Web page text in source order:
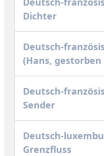
Dichter
Deutsch-
(Hans, gestorben
Deutsch-
Sender
Deutsch-
Grenzfluss